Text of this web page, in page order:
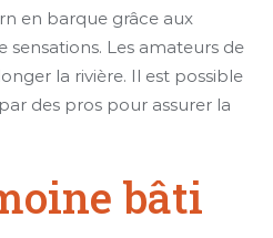
en barque grâce aux
Les amateurs de
la rivière. Il est possible
des pros pour assurer la
bâti